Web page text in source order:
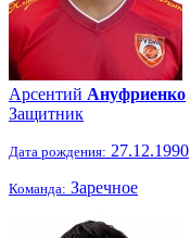
Арсентий Ануфриенко
Защитник
Дата рождения: 27.12.1990
Команда: Заречное